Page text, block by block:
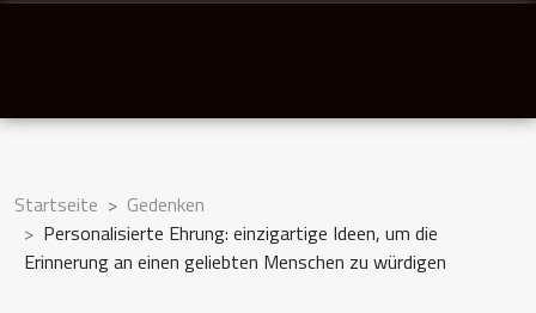
Startseite
Gedenken
Personalisierte Ehrung: einzigartige Ideen, um die
Erinnerung an einen geliebten Menschen zu würdigen